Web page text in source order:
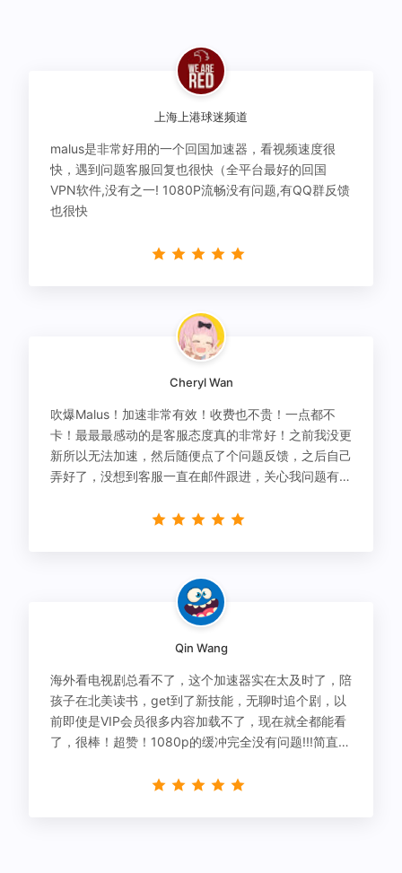
上海上港球迷频道
malus是非常好用的一个回国加速器，看视频速度很
快，遇到问题客服回复也很快（全平台最好的回国
VPN软件,没有之一! 1080P流畅没有问题,有QQ群反馈
也很快
Cheryl Wan
吹爆Malus！加速非常有效！收费也不贵！一点都不
卡！最最最感动的是客服态度真的非常好！之前我没更
新所以无法加速，然后随便点了个问题反馈，之后自己
弄好了，没想到客服一直在邮件跟进，关心我问题有没
Qin Wang
海外看电视剧总看不了，这个加速器实在太及时了，陪
孩子在北美读书，get到了新技能，无聊时追个剧，以
前即使是VIP会员很多内容加载不了，现在就全都能看
了，很棒！超赞！1080p的缓冲完全没有问题!!!简直救